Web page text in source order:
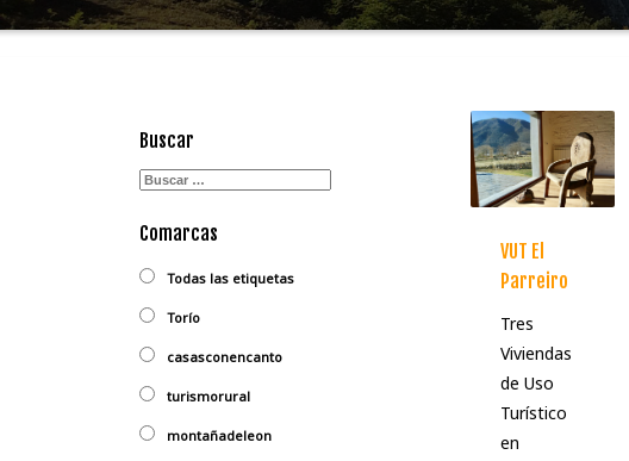
VUT El
Parreiro
Tres
Viviendas
de Uso
Turístico
en
Buscar
Comarcas
Todas las etiquetas
Torío
casasconencanto
turismorural
montañadeleon